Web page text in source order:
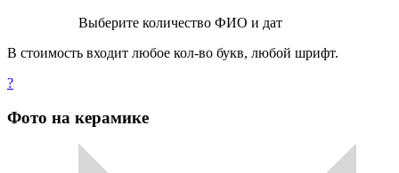
Выберите количество ФИО и дат
В стоимость входит любое кол-во букв, любой шрифт.
?
Фото на керамике